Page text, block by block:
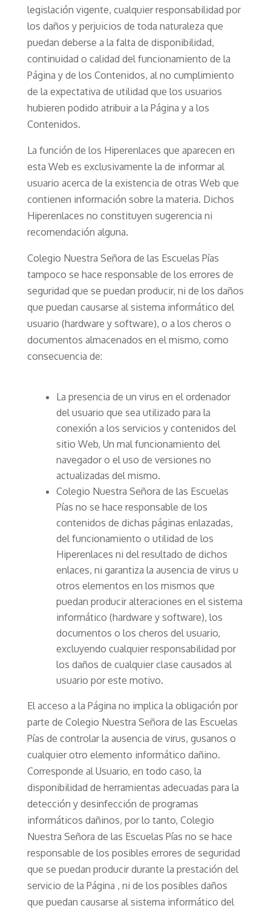
legislación vigente, cualquier responsabilidad por
los daños y perjuicios de toda naturaleza que
puedan deberse a la falta de disponibilidad,
continuidad o calidad del funcionamiento de la
Página y de los Contenidos, al no cumplimiento
de la expectativa de utilidad que los usuarios
hubieren podido atribuir a la Página y a los
Contenidos.
La función de los Hiperenlaces que aparecen en
esta Web es exclusivamente la de informar al
usuario acerca de la existencia de otras Web que
contienen información sobre la materia. Dichos
Hiperenlaces no constituyen sugerencia ni
recomendación alguna.
Colegio Nuestra Señora de las Escuelas Pías
tampoco se hace responsable de los errores de
seguridad que se puedan producir, ni de los daños
que puedan causarse al sistema informático del
usuario (hardware y software), o a los cheros o
documentos almacenados en el mismo, como
consecuencia de:
La presencia de un virus en el ordenador
del usuario que sea utilizado para la
conexión a los servicios y contenidos del
sitio Web, Un mal funcionamiento del
navegador o el uso de versiones no
actualizadas del mismo.
Colegio Nuestra Señora de las Escuelas
Pías no se hace responsable de los
contenidos de dichas páginas enlazadas,
del funcionamiento o utilidad de los
Hiperenlaces ni del resultado de dichos
enlaces, ni garantiza la ausencia de virus u
otros elementos en los mismos que
puedan producir alteraciones en el sistema
informático (hardware y software), los
documentos o los cheros del usuario,
excluyendo cualquier responsabilidad por
los daños de cualquier clase causados al
usuario por este motivo.
El acceso a la Página no implica la obligación por
parte de Colegio Nuestra Señora de las Escuelas
Pías de controlar la ausencia de virus, gusanos o
cualquier otro elemento informático dañino.
Corresponde al Usuario, en todo caso, la
disponibilidad de herramientas adecuadas para la
detección y desinfección de programas
informáticos dañinos, por lo tanto, Colegio
Nuestra Señora de las Escuelas Pías no se hace
responsable de los posibles errores de seguridad
que se puedan producir durante la prestación del
servicio de la Página , ni de los posibles daños
que puedan causarse al sistema informático del